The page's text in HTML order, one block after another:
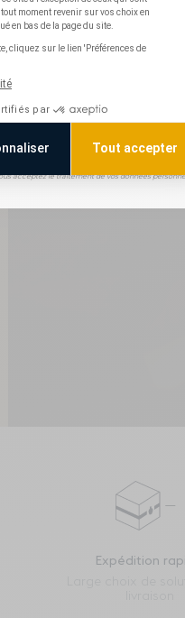
Dites
Expédition
suivi des ouvertures afin
personnalisées
S'INSCRIRE
acceptez le traitement de vos données